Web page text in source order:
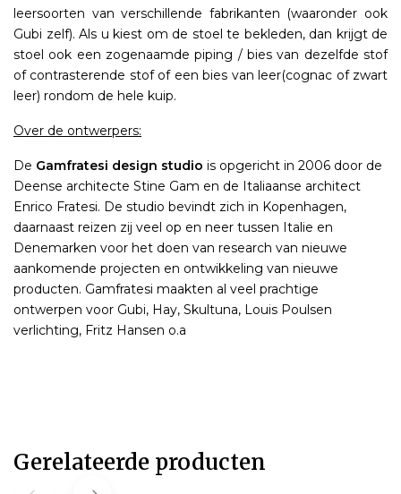
leersoorten van verschillende fabrikanten (waaronder ook
Gubi zelf). Als u kiest om de stoel te bekleden, dan krijgt de
stoel ook een zogenaamde piping / bies van dezelfde stof
of contrasterende stof of een bies van leer(cognac of zwart
leer) rondom de hele kuip.
Over de ontwerpers:
De Gamfratesi design studio is opgericht in 2006 door de
Deense architecte Stine Gam en de Italiaanse architect
Enrico Fratesi. De studio bevindt zich in Kopenhagen,
daarnaast reizen zij veel op en neer tussen Italie en
Denemarken voor het doen van research van nieuwe
aankomende projecten en ontwikkeling van nieuwe
producten. Gamfratesi maakten al veel prachtige
ontwerpen voor Gubi, Hay, Skultuna, Louis Poulsen
verlichting, Fritz Hansen o.a
Gerelateerde producten